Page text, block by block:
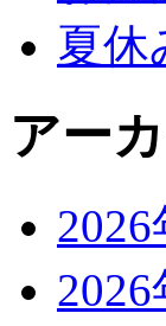
夏休
アー
2026
2026